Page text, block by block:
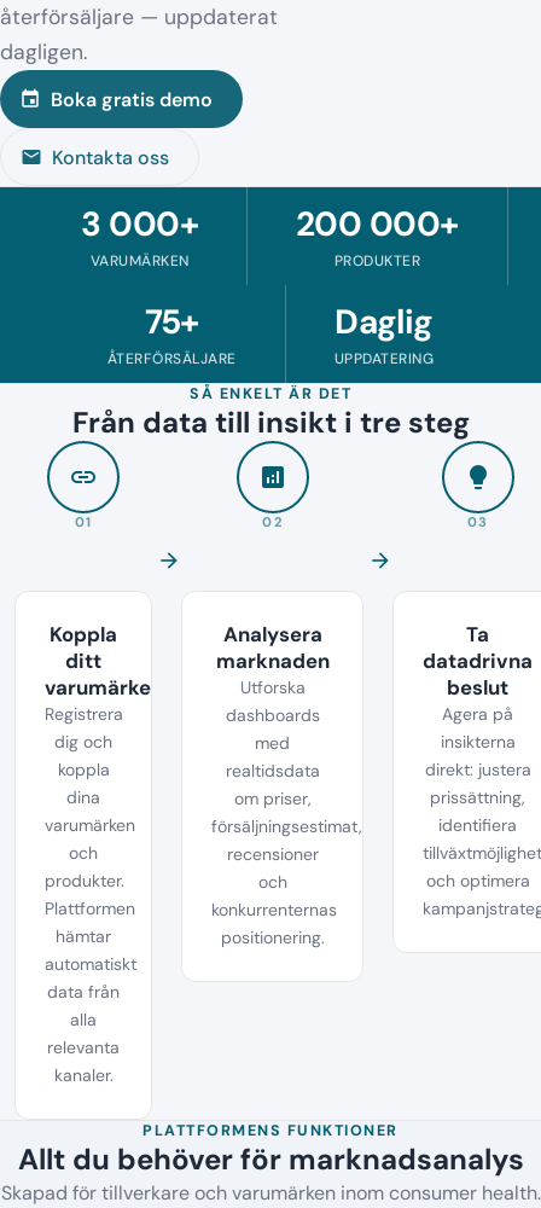
återförsäljare — uppdaterat
dagligen.
event Boka gratis demo
mail Kontakta oss
3 000+
VARUMÄRKEN
200 000+
PRODUKTER
75+
ÅTERFÖRSÄLJARE
Daglig
UPPDATERING
SÅ ENKELT ÄR DET
Från data till insikt i tre steg
link
01
arrow_forward
Koppla
ditt
varumärke
Registrera
dig och
koppla
dina
varumärken
och
produkter.
Plattformen
hämtar
automatiskt
data från
alla
relevanta
kanaler.
analytics
02
arrow_forward
Analysera
marknaden
Utforska
dashboards
med
realtidsdata
om priser,
försäljningsestimat,
recensioner
och
konkurrenternas
positionering.
lightbulb
03
Ta
datadrivna
beslut
Agera på
insikterna
direkt: justera
prissättning,
identifiera
och optimera
PLATTFORMENS FUNKTIONER
Allt du behöver för marknadsanalys
Skapad för tillverkare och varumärken inom consumer health.